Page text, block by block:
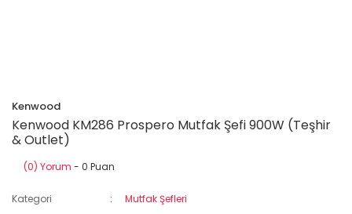
Kenwood
Kenwood KM286 Prospero Mutfak Şefi 900W (Teşhir
& Outlet)
(0) Yorum - 0 Puan
Kategori Mutfak Şefleri